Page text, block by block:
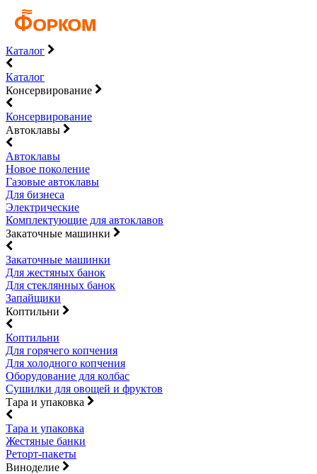
Каталог
Каталог
Консервирование
Консервирование
Автоклавы
Автоклавы
Новое поколение
Газовые автоклавы
Для бизнеса
Электрические
Комплектующие для автоклавов
Закаточные машинки
Закаточные машинки
Для жестяных банок
Для стеклянных банок
Запайщики
Коптильни
Коптильни
Для горячего копчения
Для холодного копчения
Оборудование для колбас
Сушилки для овощей и фруктов
Тара и упаковка
Тара и упаковка
Жестяные банки
Реторт-пакеты
Виноделие